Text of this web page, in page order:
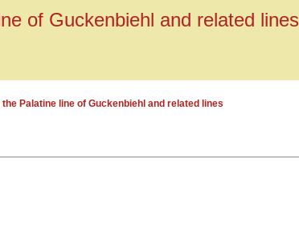
of Guckenbiehl and related lines
Palatine line of Guckenbiehl and related lines